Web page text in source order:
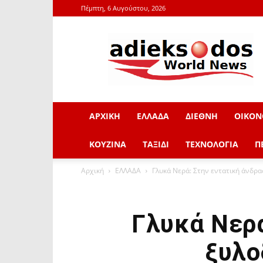
Πέμπτη, 6 Αυγούστου, 2026
adieksodos.gr
ΑΡΧΙΚΗ ΕΛΛΑΔΑ ΔΙΕΘΝΗ
ΚΟΥΖΙΝΑ ΤΑΞΙΔΙ ΤΕΧΝΟΛΟΓΙΑ
Αρχική ΕΛΛΑΔΑ Γλυκά Νερά: Στην εντατική
Γλυκά